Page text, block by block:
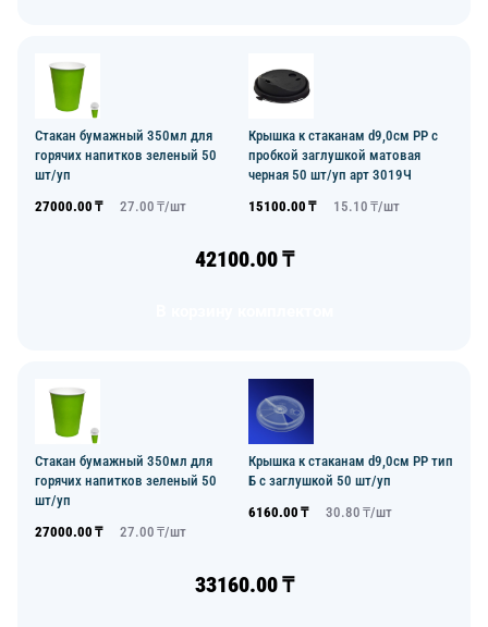
Стакан бумажный 350мл для
горячих напитков зеленый 50
шт/уп
27000.00 ₸ 27.00 ₸/шт
Крышка к стаканам d9,0см PP с
пробкой заглушкой матовая
черная 50 шт/уп арт 3019Ч
15100.00 ₸ 15.10 ₸/шт
42100.00₸
Стакан бумажный 350мл для
горячих напитков зеленый 50
шт/уп
27000.00 ₸ 27.00 ₸/шт
Крышка к стаканам d9,0см PP тип
Б с заглушкой 50 шт/уп
6160.00 ₸ 30.80 ₸/шт
33160.00₸